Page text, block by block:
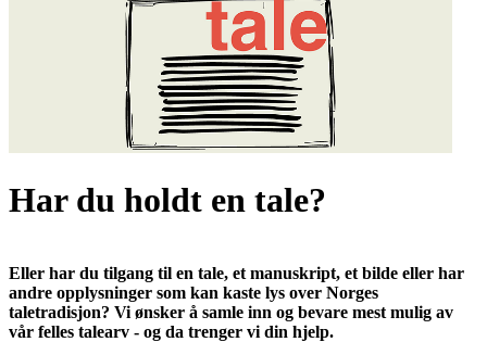
Har du holdt en tale?
Eller har du tilgang til en tale, et manuskript, et bilde eller har
andre opplysninger som kan kaste lys over Norges
taletradisjon? Vi ønsker å samle inn og bevare mest mulig av
vår felles talearv - og da trenger vi din hjelp.